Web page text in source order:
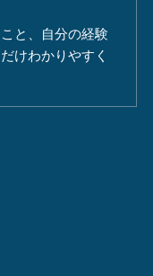
と、自分の経験
けわかりやすく